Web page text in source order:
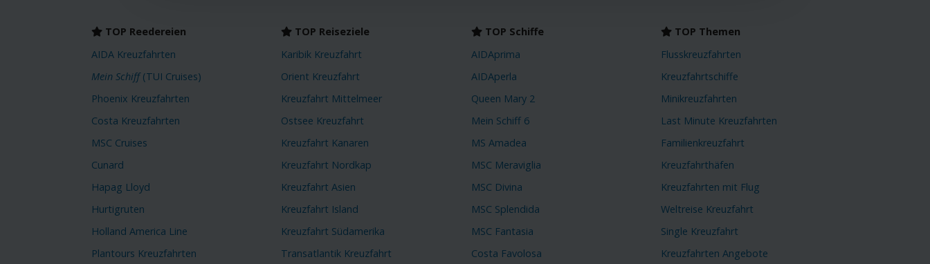
TOP Reedereien
AIDA Kreuzfahrten
Mein Schiff(TUI Cruises)
Phoenix Kreuzfahrten
Costa Kreuzfahrten
MSC Cruises
Cunard
Hapag Lloyd
Hurtigruten
Holland America Line
Plantours Kreuzfahrten
TOP Reiseziele
Karibik Kreuzfahrt
Orient Kreuzfahrt
Kreuzfahrt Mittelmeer
Ostsee Kreuzfahrt
Kreuzfahrt Kanaren
Kreuzfahrt Nordkap
Kreuzfahrt Asien
Kreuzfahrt Island
Kreuzfahrt Südamerika
Transatlantik Kreuzfahrt
TOP Schiffe
AIDAprima
AIDAperla
Queen Mary 2
Mein Schiff 6
MS Amadea
MSC Meraviglia
MSC Divina
MSC Splendida
MSC Fantasia
Costa Favolosa
TOP Themen
Flusskreuzfahrten
Kreuzfahrtschiffe
Minikreuzfahrten
Last Minute Kreuzfahrten
Familienkreuzfahrt
Kreuzfahrthäfen
Kreuzfahrten mit Flug
Weltreise Kreuzfahrt
Single Kreuzfahrt
Kreuzfahrten Angebote